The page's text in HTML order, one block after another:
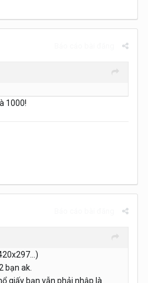
1000!
bạn ak.
giấy bạn vẫn phải nhập là